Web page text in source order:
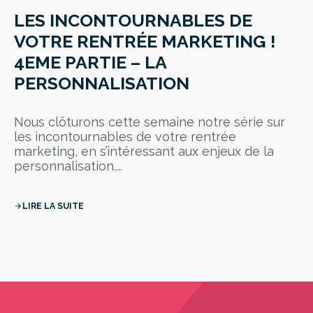
LES INCONTOURNABLES DE
VOTRE RENTRÉE MARKETING !
4EME PARTIE – LA
PERSONNALISATION
Nous clôturons cette semaine notre série sur
les incontournables de votre rentrée
marketing, en s’intéressant aux enjeux de la
personnalisation....
arrow_forward LIRE LA SUITE